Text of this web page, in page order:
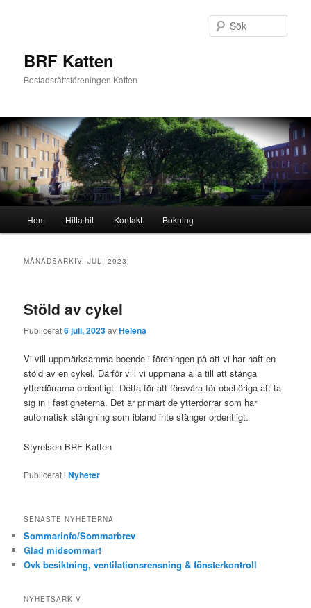
BRF Katten
Bostadsrättsföreningen Katten
Hem Hitta hit Kontakt Bokning
MÅNADSARKIV:JULI 2023
Stöld av cykel
Publicerat6 juli, 2023avHelena
Vi vill uppmärksamma boende i föreningen på att vi har haft en
stöld av en cykel. Därför vill vi uppmana alla till att stänga
ytterdörrarna ordentligt. Detta för att försvåra för obehöriga att ta
sig in i fastigheterna. Det är primärt de ytterdörrar som har
automatisk stängning som ibland inte stänger ordentligt.
Styrelsen BRF Katten
Publicerat i Nyheter
SENASTE NYHETERNA
Sommarinfo/Sommarbrev
Glad midsommar!
Ovk besiktning, ventilationsrensning & fönsterkontroll
NYHETSARKIV